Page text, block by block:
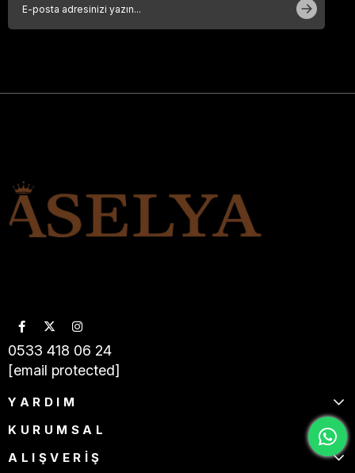
0533 418 06 24
[email protected]
YARDIM
KURUMSAL
ALIŞVERİŞ